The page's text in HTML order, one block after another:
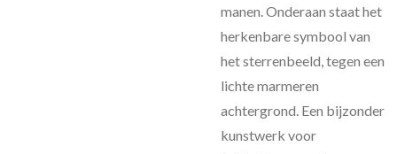
manen. Onderaan staat het
herkenbare symbool van
het sterrenbeeld, tegen een
lichte marmeren
achtergrond. Een bijzonder
kunstwerk voor